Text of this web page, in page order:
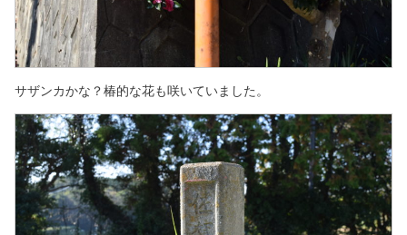
サザンカかな？椿的な花も咲いていました。